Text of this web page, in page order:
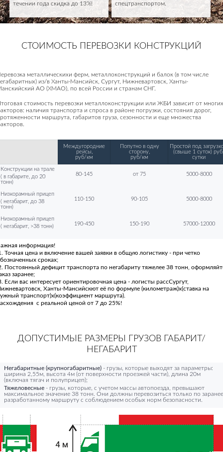
течении года скидка до 13%!
спецтранспортом.
СТОИМОСТЬ ПЕРЕВОЗКИ КОНСТРУКЦИЙ
металлическихи ферм, металлоконструкций и балок (в том числе
из/в Ханты-Мансийск, Сургут, Нижневартовск, Ханты-
АО (ХМАО), по всей России и странам СНГ.
стоимость перевозки металлоконструкции или ЖБИ зависит от многих
наличия транспорта и спроса в районе погрузки, состояния дорог,
маршрута, габаритов груза, сезонности и еще множества
Междугородние
рейсы,
руб/км
Попутно в одну
сторону,
руб/км
Простой под
(свыше 1 суток)
сутки
Конструкции на трале
( в габарите, до 20
тонн)
80-145 от 75 5000-8000
Низкорамный прицеп
( негабарит, до 38
тонн)
110-150 90-105 5000-8000
Низкорамный прицеп
( негабарит, >38 тонн)
190-450 150-190 57000-12000
информация!
Точная цена и включение вашей заявки в общую логистику - при четко
сроках;
Постоянный дефицит транспорта по негабариту тяжелее 38 тонн,
заранее;
Если вас интересует ориентировочная цена - логисты рассСургут,
Ханты-Мансийскют её по формуле (километраж)х(ставка на
транспорт)х(коэффициент маршрута).
с реальной ценой от 7 до 25%!
ДОПУСТИМЫЕ РАЗМЕРЫ ГРУЗОВ ГАБАРИТ/
НЕГАБАРИТ
Негабаритные (крупногабаритные) - грузы, которые выходят за параметры:
ширина 2,55м, высота 4м (от поверхности проезжей части), длина 20м
(включая тягач и полуприцеп);
Тяжеловесные - грузы, которые, с учетом массы автопоезда, превышают
максимальное значение 38 тонн. Они должны перевозиться только по заранее
разработанному маршруту с соблюдением особых норм безопасности.